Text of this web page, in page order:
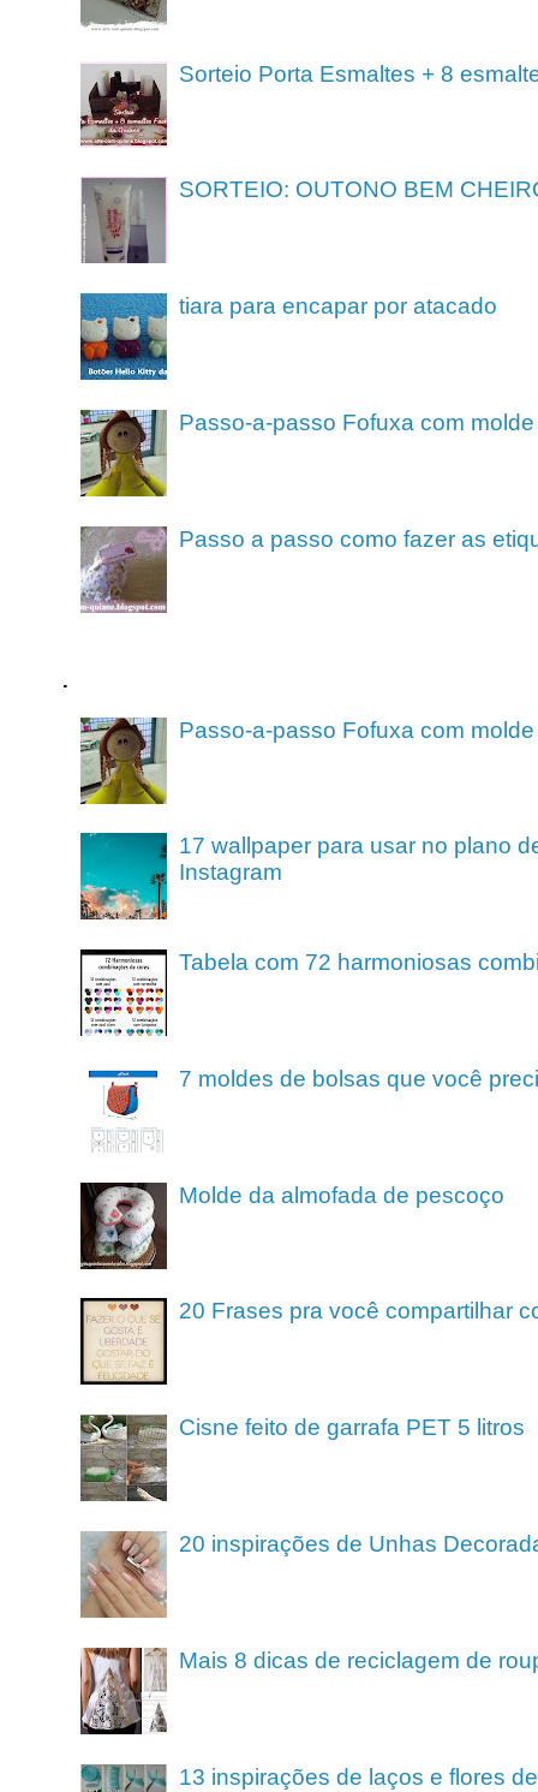
Sorteio Porta Esmaltes + 8
SORTEIO: OUTONO BEM
tiara para encapar por atacado
Passo-a-passo Fofuxa com molde
Passo a passo como fazer as
.
Passo-a-passo Fofuxa com molde
17 wallpaper para usar no plano
Instagram
Tabela com 72 harmoniosas
7 moldes de bolsas que você
Molde da almofada de pescoço
20 Frases pra você compartilhar
Cisne feito de garrafa PET 5 litros
20 inspirações de Unhas
Mais 8 dicas de reciclagem de
13 inspirações de laços e flores